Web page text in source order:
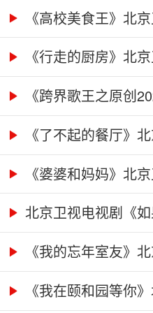
《高校美食王》北
《行走的厨房》北
《跨界歌王之原创
《了不起的餐厅》
《婆婆和妈妈》北
北京卫视电视剧《
牌...《我的忘年室友》
《我在颐和园等你